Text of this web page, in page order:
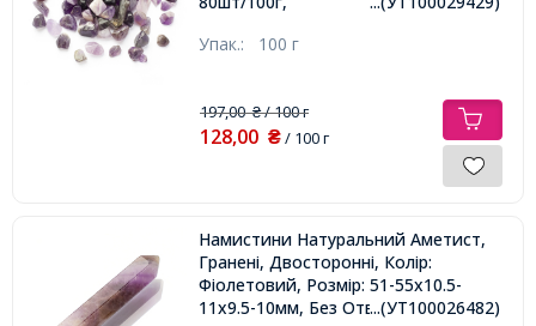
Упак.: 100 г
197,00₴/ 100 г
128,00 ₴/ 100 г
Намистини Натуральний Аметист,
Гранені, Двосторонні, Колір:
Фіолетовий, Розмір: 51-55x10.5-
11x9.5-10мм, Без Отвори,...(УТ100026482)